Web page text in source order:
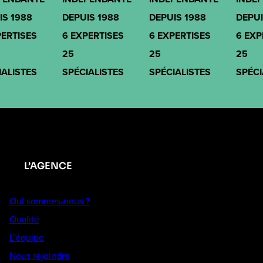
1988
DEPUIS 1988
6 EXPERTISES
25
SPÉCIALISTES
DEPUIS 1988
6 EXPERTISES
25
SPÉCIALISTES
6
25
L’AGENCE
Qui sommes-nous ?
Qualité
L’équipe
Nous rejoindre